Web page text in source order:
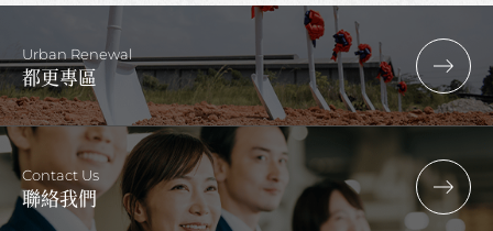
Urban Renewal
都更專區
Contact Us
聯絡我們